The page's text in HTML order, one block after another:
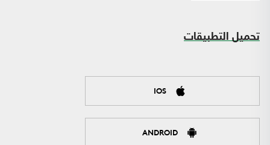
تحميل التطبيقات
IOS
ANDROID